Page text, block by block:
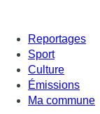
Reportages
Sport
Culture
Émissions
Ma commune